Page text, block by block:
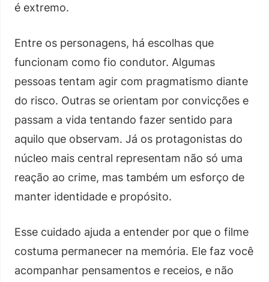
é extremo.
Entre os personagens, há escolhas que
funcionam como fio condutor. Algumas
pessoas tentam agir com pragmatismo diante
do risco. Outras se orientam por convicções e
passam a vida tentando fazer sentido para
aquilo que observam. Já os protagonistas do
núcleo mais central representam não só uma
reação ao crime, mas também um esforço de
manter identidade e propósito.
Esse cuidado ajuda a entender por que o filme
costuma permanecer na memória. Ele faz você
acompanhar pensamentos e receios, e não